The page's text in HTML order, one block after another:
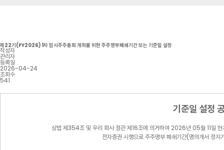
제22기(FY2026) 1차 임시주주총회 개최를 위한 주주명부폐쇄기간 또는 기준일 설정
작성자
관리자
등록일
2026-04-24
조회수
541
기준일 설정
상법 제354조 및우리 회사 정관제16조에 의거하여 2026년 05월 11일 현
전자증권 시행으로 주주명부 폐쇄기간(명의개서 정지